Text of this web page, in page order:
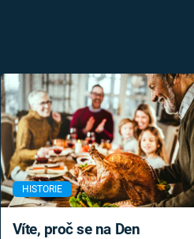
HISTORIE
Víte, proč se na Den